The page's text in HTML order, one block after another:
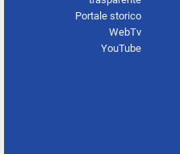
Portale storico
WebTv
YouTube